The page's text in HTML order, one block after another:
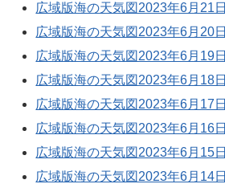
広域版海の天気図2023年6月21日
広域版海の天気図2023年6月20日
広域版海の天気図2023年6月19日
広域版海の天気図2023年6月18日
広域版海の天気図2023年6月17日
広域版海の天気図2023年6月16日
広域版海の天気図2023年6月15日
広域版海の天気図2023年6月14日